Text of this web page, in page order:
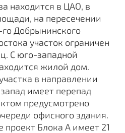
находится в ЦАО, в
на пересечении
Добрынинского
участок ограничен
С юго-западной
жилой дом.
в направлении
имеет перепад
предусмотрено
офисного здания.
проект Блока А имеет 21